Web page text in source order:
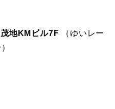
地KMビル7F （ゆいレー